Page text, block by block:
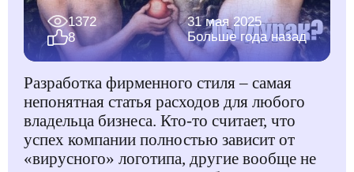
1372
8
31 мая 2025
Больше года назад
Разработка фирменного стиля – самая
непонятная статья расходов для любого
владельца бизнеса. Кто-то считает, что
успех компании полностью зависит от
«вирусного» логотипа, другие вообще не